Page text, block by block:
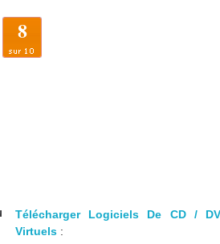
8
Télécharger Logiciels De CD /
Virtuels :